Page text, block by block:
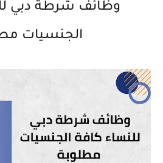
وظائف شرطة دبي
الجنسيات